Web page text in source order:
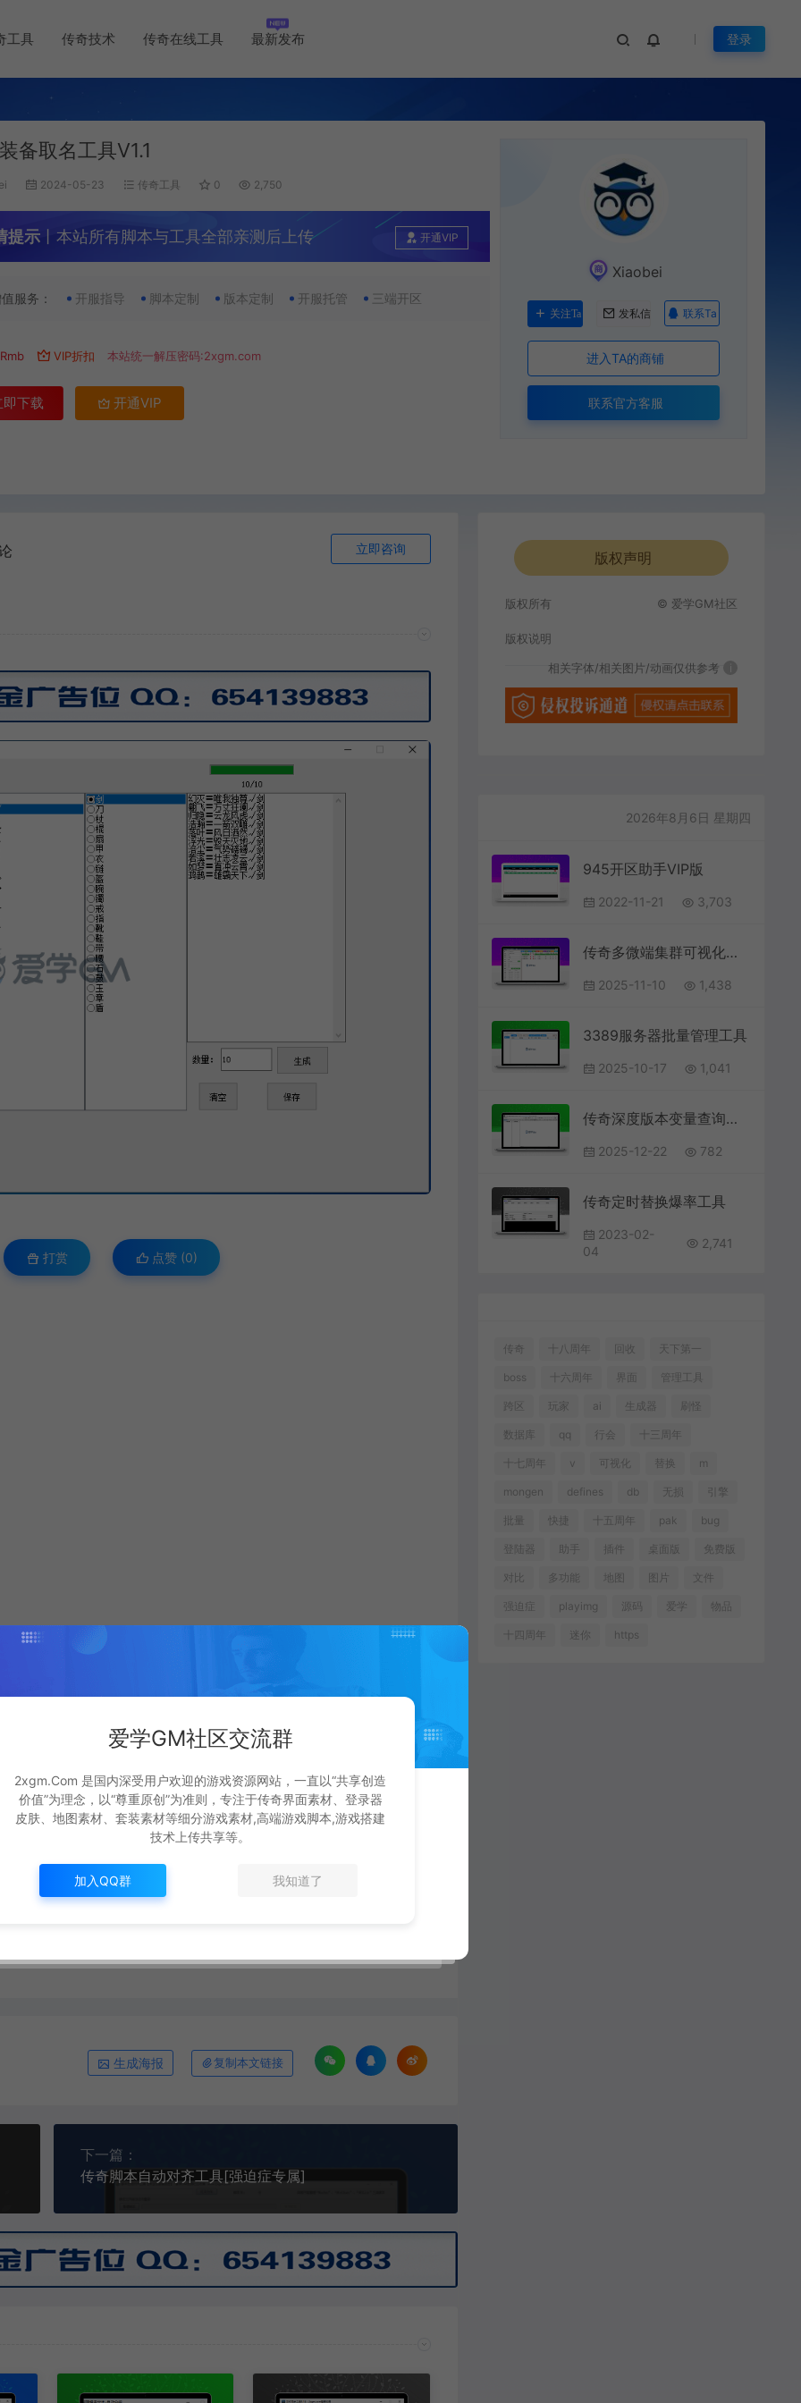
工具 传奇技术 传奇在线工具 最新发布 登录
备取名工具V1.1
2024-05-23 传奇工具 0 2,750
提示 丨本站所有脚本与工具全部亲测后上传 开通VIP
服务： 开服指导 脚本定制 版本定制 开服托管 三端开区
Rmb VIP折扣 本站统一解压密码:2xgm.com
即下载 开通VIP
Xiaobei
关注Ta 发私信 联系Ta
进入TA的商铺
联系官方客服
立即咨询
打赏 点赞 (0)
www.2xgm.com/1570.html
生成海报 复制本文链接
下一篇：
传奇脚本自动对齐工具[强迫症专属]
版权声明
版权所有 © 爱学GM社区
版权说明
相关字体/相关图片/动画仅供参考 i
2026年8月6日 星期四
945开区助手VIP版
2022-11-21 3,703
传奇多微端集群可视化管理工具
2025-11-10 1,438
3389服务器批量管理工具
2025-10-17 1,041
传奇深度版本变量查询工具
2025-12-22 782
传奇定时替换爆率工具
2023-02-
04
2,741
传奇 十八周年 回收 天下第一
boss 十六周年 界面 管理工具
跨区 玩家 ai 生成器 刷怪
数据库 qq 行会 十三周年
十七周年 v 可视化 替换 m
mongen defines db 无损 引擎
批量 快捷 十五周年 pak bug
登陆器 助手 插件 桌面版 免费版
对比 多功能 地图 图片 文件
强迫症 playimg 源码 爱学 物品
十四周年 迷你 https
爱学GM社区交流群
2xgm.Com 是国内深受用户欢迎的游戏资源网站，一直以“共享创造
价值”为理念，以“尊重原创”为准则，专注于传奇界面素材、登录器
皮肤、地图素材、套装素材等细分游戏素材,高端游戏脚本,游戏搭建
技术上传共享等。
加入QQ群 我知道了